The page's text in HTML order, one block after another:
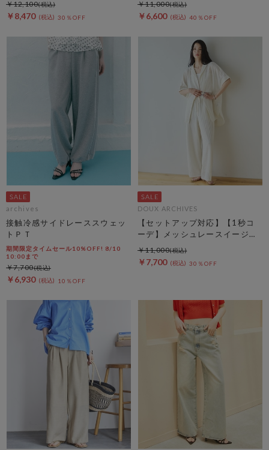
￥8,470 30％OFF
￥12,100
￥6,600 40％OFF
￥11,000
archives
接触冷感サイドレーススウェッ
トＰＴ
期間限定タイムセール10%OFF! 8/10
10:00まで
￥6,930 10％OFF
￥7,700
DOUX ARCHIVES
【セットアップ対応】【1秒コ
ーデ】メッシュレースイージー
パンツ
￥7,700 30％OFF
￥11,000